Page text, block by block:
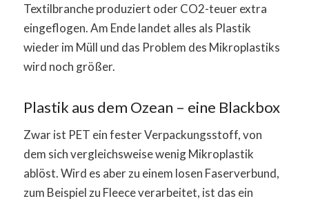
Textilbranche produziert oder CO2-teuer extra
eingeflogen. Am Ende landet alles als Plastik
wieder im Müll und das Problem des Mikroplastiks
wird noch größer.
Plastik aus dem Ozean – eine Blackbox
Zwar ist PET ein fester Verpackungsstoff, von
dem sich vergleichsweise wenig Mikroplastik
ablöst. Wird es aber zu einem losen Faserverbund,
zum Beispiel zu Fleece verarbeitet, ist das ein